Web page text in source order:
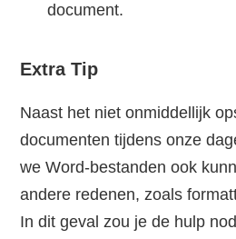
document.
Extra Tip
Naast het niet onmiddellijk
documenten tijdens onze
we Word-bestanden ook
andere redenen, zoals
In dit geval zou je de hulp